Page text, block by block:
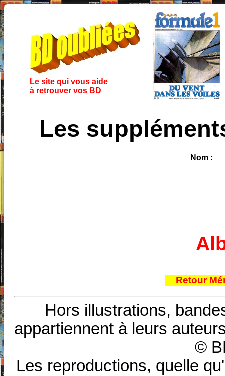
Le site qui vous aide
à retrouver vos BD
Les
Nom :
Retour
Hors illustrations,
appartiennent à leurs
©
Les reproductions, quelle